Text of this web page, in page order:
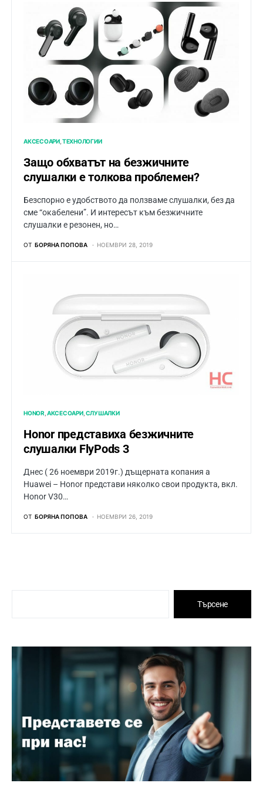
АКСЕСОАРИ ТЕХНОЛОГИИ
Защо обхватът на безжичните
слушалки е толкова проблемен?
Безспорно е удобството да ползваме слушалки, без да
сме “окабелени”. И интересът към безжичните
слушалки е резонен, но…
ОТ БОРЯНА ПОПОВА НОЕМВРИ 28, 2019
HONOR АКСЕСОАРИ СЛУШАЛКИ
Honor представиха безжичните
слушалки FlyPods 3
Днес ( 26 ноември 2019г.) дъщерната копания а
Huawei – Honor представи няколко свои продукта, вкл.
Honor V30…
ОТ БОРЯНА ПОПОВА НОЕМВРИ 26, 2019
Търсене